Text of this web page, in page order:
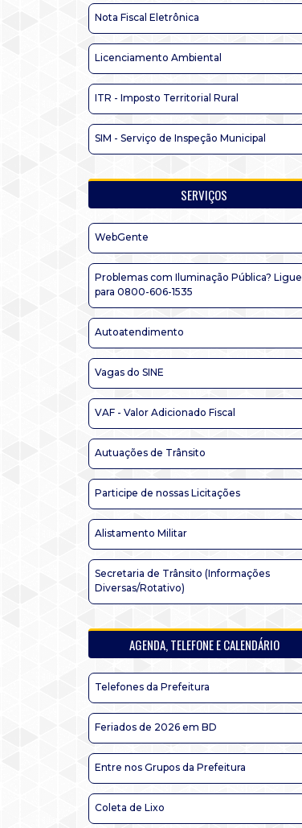
Nota Fiscal Eletrônica
Licenciamento Ambiental
ITR - Imposto Territorial Rural
SIM - Serviço de Inspeção Municipal
SERVIÇOS
WebGente
Problemas com Iluminação Pública? Ligue
para 0800-606-1535
Autoatendimento
Vagas do SINE
VAF - Valor Adicionado Fiscal
Autuações de Trânsito
Participe de nossas Licitações
Alistamento Militar
Secretaria de Trânsito (Informações
Diversas/Rotativo)
AGENDA, TELEFONE E CALENDÁRIO
Telefones da Prefeitura
Feriados de 2026 em BD
Entre nos Grupos da Prefeitura
Coleta de Lixo